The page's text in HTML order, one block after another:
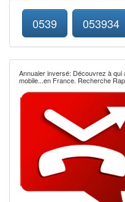
0539 053934
Annuaier inversé: Découvrez à
mobile...en France. Recherche